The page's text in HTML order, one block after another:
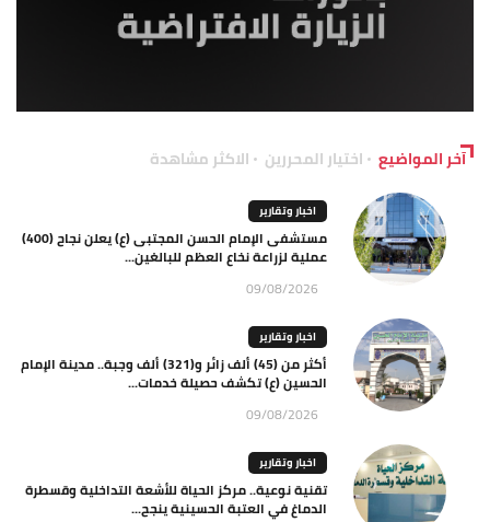
آخر المواضيع اختيار المحررين الاكثر مشاهدة
اخبار وتقارير
مستشفى الإمام الحسن المجتبى (ع) يعلن نجاح (400)
عملية لزراعة نخاع العظم للبالغين...
09/08/2026
اخبار وتقارير
أكثر من (45) ألف زائر و(321) ألف وجبة.. مدينة الإمام
الحسين (ع) تكشف حصيلة خدمات...
09/08/2026
اخبار وتقارير
تقنية نوعية.. مركز الحياة للأشعة التداخلية وقسطرة
الدماغ في العتبة الحسينية ينجح...